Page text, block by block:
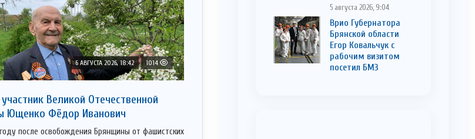
6 АВГУСТА 2026, 18:42 1014
Великой Отечественной
Ющенко Фёдор Иванович
после освобождения Брянщины от фашистских
5 августа 2026, 9:04
Врио Губернатора
Брянской области
Егор Ковальчук с
рабочим визитом
посетил БМЗ